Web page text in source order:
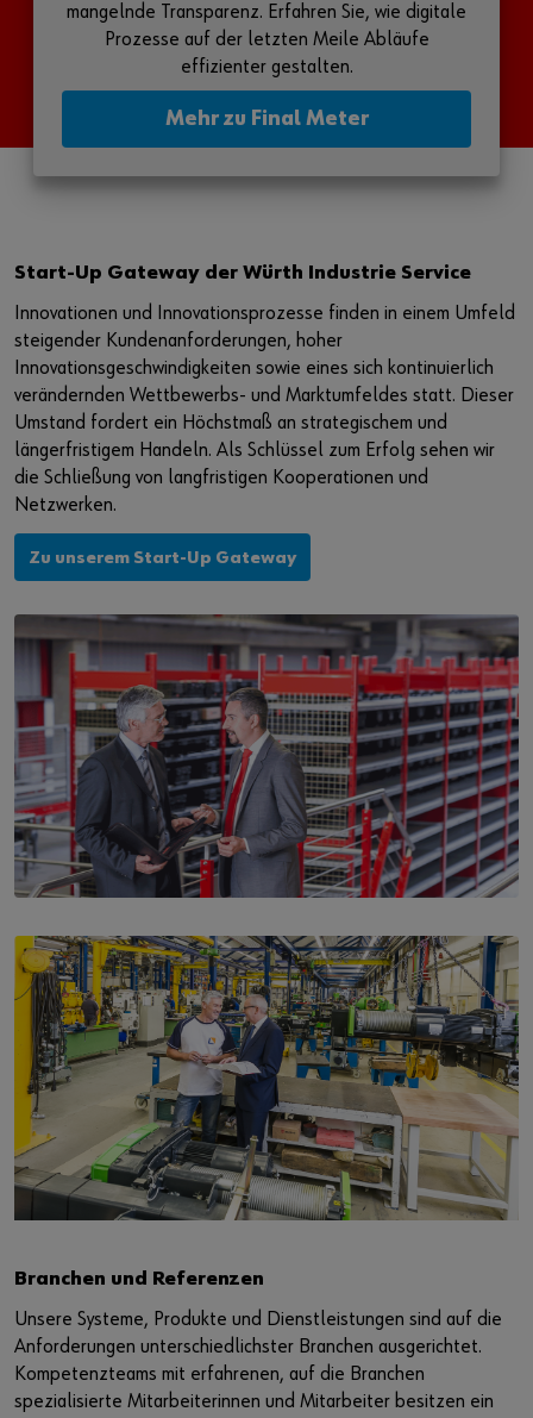
mangelnde Transparenz. Erfahren Sie, wie digitale
Prozesse auf der letzten Meile Abläufe
effizienter gestalten.
Mehr zu Final Meter
Start-Up Gateway der Würth Industrie Service
Innovationen und Innovationsprozesse finden in einem Umfeld
steigender Kundenanforderungen, hoher
Innovationsgeschwindigkeiten sowie eines sich kontinuierlich
verändernden Wettbewerbs- und Marktumfeldes statt. Dieser
Umstand fordert ein Höchstmaß an strategischem und
längerfristigem Handeln. Als Schlüssel zum Erfolg sehen wir
die Schließung von langfristigen Kooperationen und
Netzwerken.
Zu unserem Start-Up Gateway
Branchen und Referenzen
Unsere Systeme, Produkte und Dienstleistungen sind auf die
Anforderungen unterschiedlichster Branchen ausgerichtet.
Kompetenzteams mit erfahrenen, auf die Branchen
spezialisierte Mitarbeiterinnen und Mitarbeiter besitzen ein